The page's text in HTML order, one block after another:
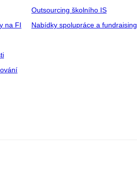
na FI
Outsourcing školního IS
Nabídky spolupráce a fundraising